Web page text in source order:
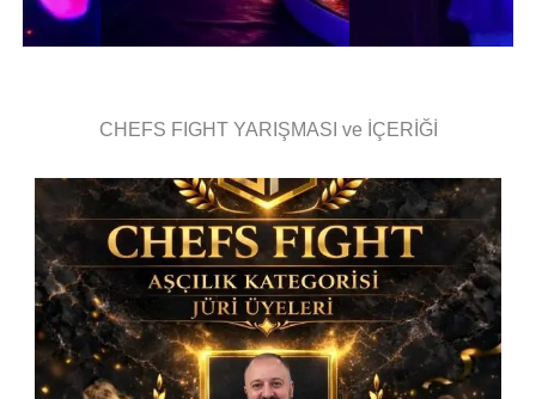
CHEFS FIGHT YARIŞMASI ve İÇERİĞİ